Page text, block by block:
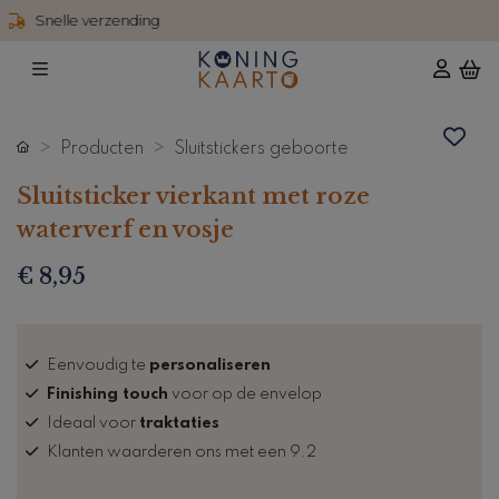
Producten Sluitstickers geboorte
Sluitsticker vierkant met roze
waterverf en vosje
€ 8,95
Eenvoudig te personaliseren
Finishing touch voor op de envelop
Ideaal voor traktaties
Klanten waarderen ons met een 9.2